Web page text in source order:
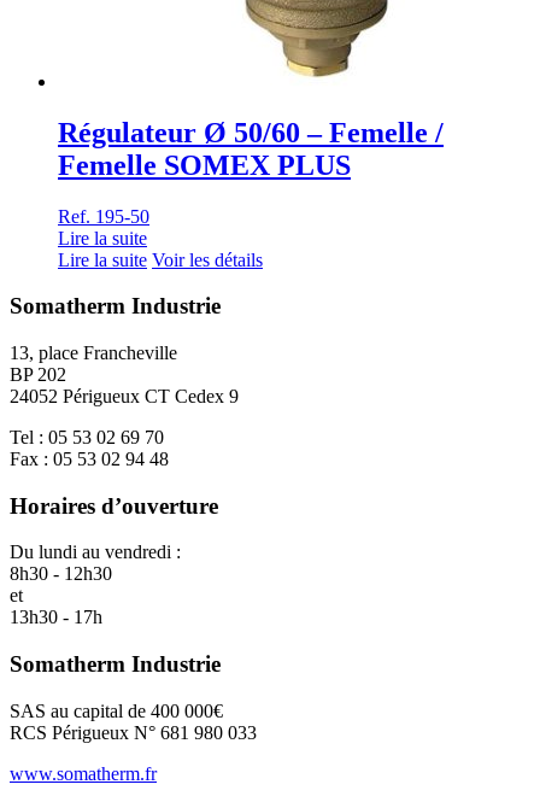
Régulateur Ø 50/60 – Femelle /
Femelle SOMEX PLUS
Ref. 195-50
Lire la suite
Lire la suite Voir les détails
Somatherm Industrie
13, place Francheville
BP 202
24052 Périgueux CT Cedex 9
Tel : 05 53 02 69 70
Fax : 05 53 02 94 48
Horaires d’ouverture
Du lundi au vendredi :
8h30 - 12h30
et
13h30 - 17h
Somatherm Industrie
SAS au capital de 400 000€
RCS Périgueux N° 681 980 033
www.somatherm.fr